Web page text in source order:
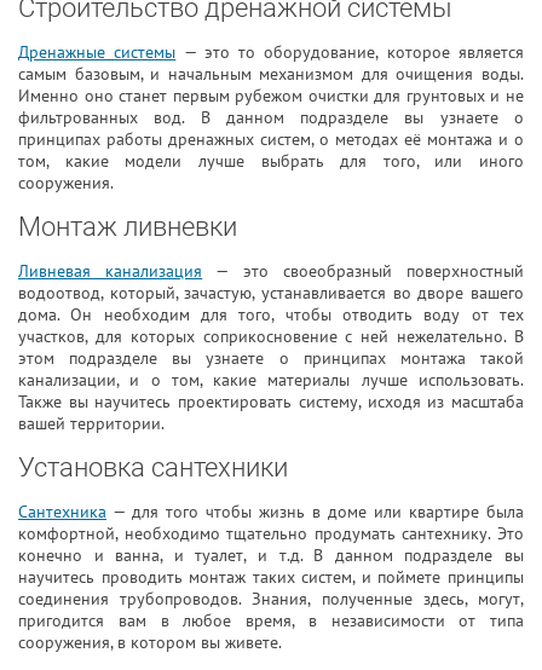
Строительство дренажной системы
Дренажные системы — это то оборудование, которое является
самым базовым, и начальным механизмом для очищения воды.
Именно оно станет первым рубежом очистки для грунтовых и не
фильтрованных вод. В данном подразделе вы узнаете о
принципах работы дренажных систем, о методах её монтажа и о
том, какие модели лучше выбрать для того, или иного
сооружения.
Монтаж ливневки
Ливневая канализация — это своеобразный поверхностный
водоотвод, который, зачастую, устанавливается во дворе вашего
дома. Он необходим для того, чтобы отводить воду от тех
участков, для которых соприкосновение с ней нежелательно. В
этом подразделе вы узнаете о принципах монтажа такой
канализации, и о том, какие материалы лучше использовать.
Также вы научитесь проектировать систему, исходя из масштаба
вашей территории.
Установка сантехники
Сантехника — для того чтобы жизнь в доме или квартире была
комфортной, необходимо тщательно продумать сантехнику. Это
конечно и ванна, и туалет, и т.д. В данном подразделе вы
научитесь проводить монтаж таких систем, и поймете принципы
соединения трубопроводов. Знания, полученные здесь, могут,
пригодится вам в любое время, в независимости от типа
сооружения, в котором вы живете.